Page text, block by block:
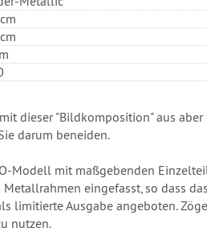
dieser "Bildkomposition" aus
darum beneiden.
Modell mit maßgebenden
eingefasst, so dass
limitierte Ausgabe angeboten.
nutzen.